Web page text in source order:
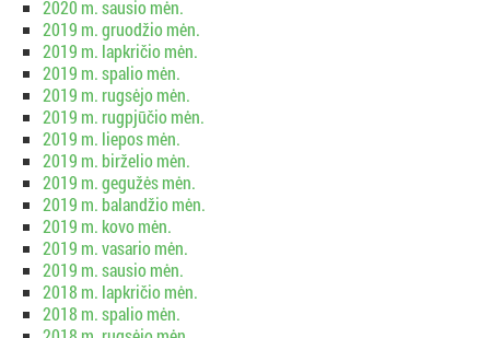
2020 m. sausio mėn.
2019 m. gruodžio mėn.
2019 m. lapkričio mėn.
2019 m. spalio mėn.
2019 m. rugsėjo mėn.
2019 m. rugpjūčio mėn.
2019 m. liepos mėn.
2019 m. birželio mėn.
2019 m. gegužės mėn.
2019 m. balandžio mėn.
2019 m. kovo mėn.
2019 m. vasario mėn.
2019 m. sausio mėn.
2018 m. lapkričio mėn.
2018 m. spalio mėn.